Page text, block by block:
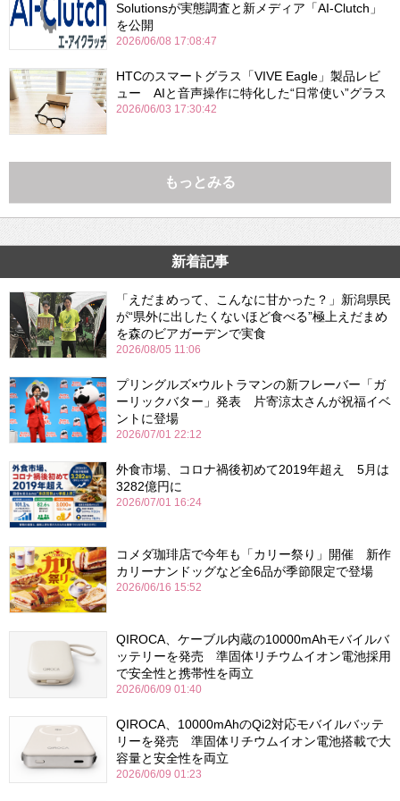
Solutionsが実態調査と新メディア「AI-Clutch」
を公開
2026/06/08 17:08:47
HTCのスマートグラス「VIVE Eagle」製品レビ
ュー AIと音声操作に特化した“日常使い”グラス
2026/06/03 17:30:42
もっとみる
新着記事
「えだまめって、こんなに甘かった？」新潟県民
が“県外に出したくないほど食べる”極上えだまめ
を森のビアガーデンで実食
2026/08/05 11:06
プリングルズ×ウルトラマンの新フレーバー「ガ
ーリックバター」発表 片寄涼太さんが祝福イベ
ントに登場
2026/07/01 22:12
外食市場、コロナ禍後初めて2019年超え 5月は
3282億円に
2026/07/01 16:24
コメダ珈琲店で今年も「カリー祭り」開催 新作
カリーナンドッグなど全6品が季節限定で登場
2026/06/16 15:52
QIROCA、ケーブル内蔵の10000mAhモバイルバ
ッテリーを発売 準固体リチウムイオン電池採用
で安全性と携帯性を両立
2026/06/09 01:40
QIROCA、10000mAhのQi2対応モバイルバッテ
リーを発売 準固体リチウムイオン電池搭載で大
容量と安全性を両立
2026/06/09 01:23